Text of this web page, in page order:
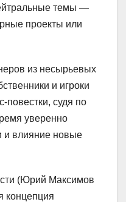
темы —
проекты или
из несырьевых
и игроки
повестки, судя по
уверенно
и влияние новые
(Юрий Максимов
концепция